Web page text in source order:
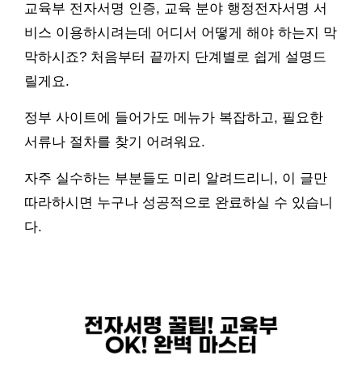
교육부 전자서명 인증, 교육 분야 행정전자서명 서
비스 이용하시려는데 어디서 어떻게 해야 하는지 막
막하시죠? 처음부터 끝까지 단계별로 쉽게 설명드
릴게요.
정부 사이트에 들어가도 메뉴가 복잡하고, 필요한
서류나 절차를 찾기 어려워요.
자주 실수하는 부분들도 미리 알려드리니, 이 글만
따라하시면 누구나 성공적으로 완료하실 수 있습니
다.